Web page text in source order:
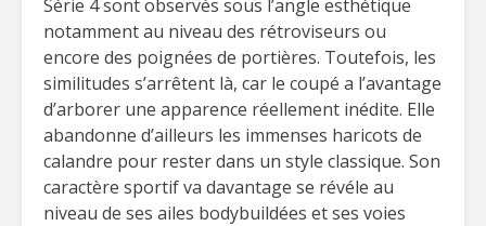
Série 4 sont observés sous l’angle esthétique
notamment au niveau des rétroviseurs ou
encore des poignées de portières. Toutefois, les
similitudes s’arrêtent là, car le coupé a l’avantage
d’arborer une apparence réellement inédite. Elle
abandonne d’ailleurs les immenses haricots de
calandre pour rester dans un style classique. Son
caractère sportif va davantage se révéle au
niveau de ses ailes bodybuildées et ses voies